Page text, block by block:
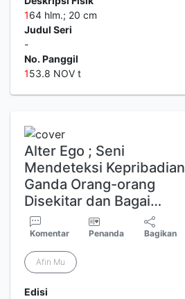
164 hlm.; 20 cm
Judul Seri
-
No. Panggil
153.8 NOV t
Alter Ego ; Seni
Mendeteksi Kepribadian
Ganda Orang-orang
Disekitar dan Bagai…
Komentar Penanda Bagikan
Afin Mu
Edisi